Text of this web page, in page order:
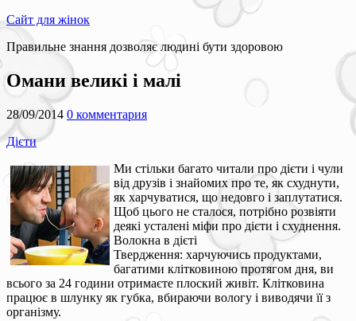
Сайт для жінок
Правильне знання дозволяє людині бути здоровою
Омани великі і малі
28/09/2014 0 комментария
Дієти
Ми стільки багато читали про дієти і чули
від друзів і знайомих про те, як схуднути,
як харчуватися, що недовго і заплутатися.
Щоб цього не сталося, потрібно розвіяти
деякі усталені міфи про дієти і схуднення.
Волокна в дієті
Твердження: харчуючись продуктами,
багатими клітковиною протягом дня, ви
всього за 24 години отримаєте плоский живіт. Клітковина
працює в шлунку як губка, вбираючи вологу і виводячи її з
організму.